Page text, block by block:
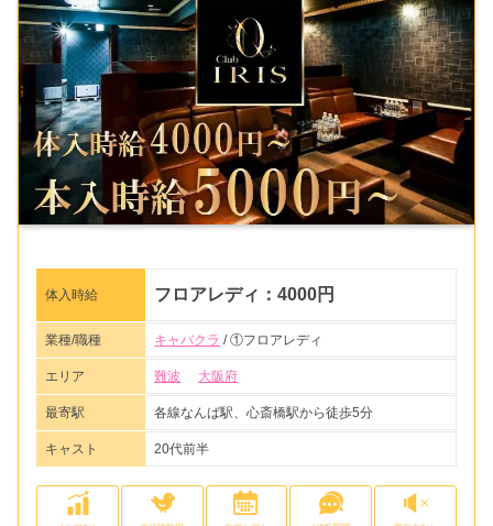
体入時給 フロアレディ：4000円
業種/職種 キャバクラ / ①フロアレディ
エリア 難波 大阪府
最寄駅 各線なんば駅、心斎橋駅から徒歩5分
キャスト 20代前半